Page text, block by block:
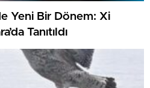
Yeni Bir Dönem: Xi
Tanıtıldı